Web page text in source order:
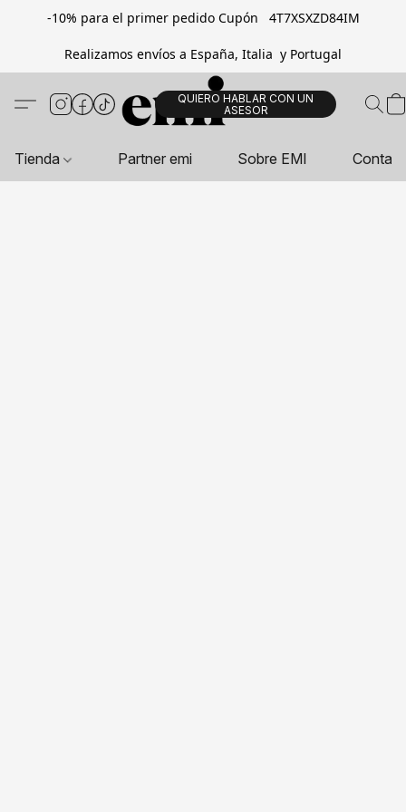
-10% para el primer pedido Cupón 4T7XSXZD84IM
Realizamos envíos a España, Italia y Portugal
QUIERO HABLAR CON UN
ASESOR
Tienda Partner emi Sobre EMI